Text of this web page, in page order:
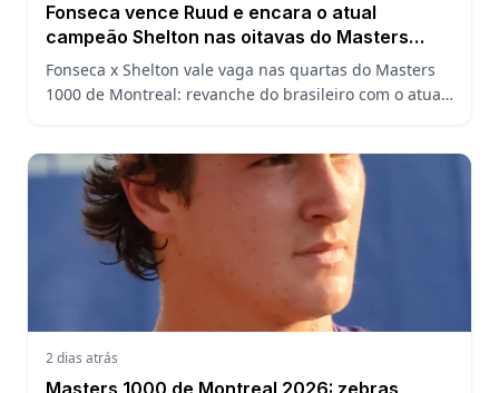
Fonseca vence Ruud e encara o atual
campeão Shelton nas oitavas do Masters
1000 de Montreal
Fonseca x Shelton vale vaga nas quartas do Masters
1000 de Montreal: revanche do brasileiro com o atual
2 dias atrás
Masters 1000 de Montreal 2026: zebras